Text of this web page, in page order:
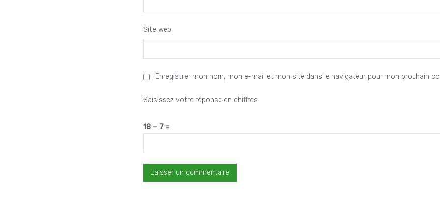
Site web
Enregistrer mon nom, mon e-mail et mon site dans le navigateur pour mon prochain
Saisissez votre réponse en chiffres
18 − 7 =